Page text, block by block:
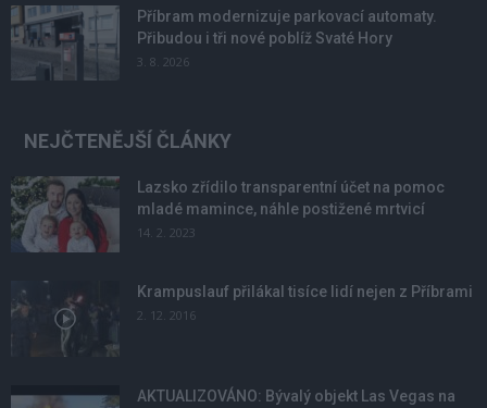
Příbram modernizuje parkovací automaty.
Přibudou i tři nové poblíž Svaté Hory
3. 8. 2026
NEJČTENĚJŠÍ ČLÁNKY
Lazsko zřídilo transparentní účet na pomoc
mladé mamince, náhle postižené mrtvicí
14. 2. 2023
Krampuslauf přilákal tisíce lidí nejen z Příbrami
2. 12. 2016
AKTUALIZOVÁNO: Bývalý objekt Las Vegas na